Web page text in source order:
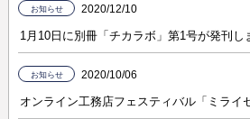
お知らせ 2020/12/10
1月10日に別冊「チカラボ」第1号が発刊し
お知らせ 2020/10/06
オンライン工務店フェスティバル「ミライ